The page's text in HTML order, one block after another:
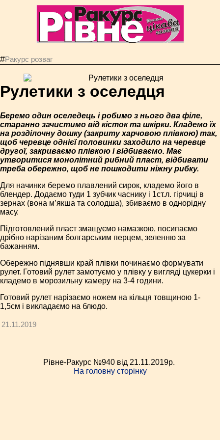
#Ракурс розваг
Рулетики з оселедця
Беремо один оселедець і робимо з нього два філе,
старанно зачистимо від кісток та шкірки. Кладемо їх
на розділочну дошку (закриту харчовою плівкою) так,
щоб черевце однієї половинки заходило на черевце
другої, закриваємо плівкою і відбиваємо. Має
утворитися монолітний рибний пласт, відбивати
треба обережно, щоб не пошкодити ніжну рибку.
Для начинки беремо плавлений сирок, кладемо його в
блендер. Додаємо туди 1 зубчик часнику і 1ст.л. гірчиці в
зернах (вона м’якша та солодша), збиваємо в однорідну
масу.
Підготовлений пласт змащуємо намазкою, посипаємо
дрібно нарізаним болгарським перцем, зеленню за
бажанням.
Обережно піднявши край плівки починаємо формувати
рулет. Готовий рулет замотуємо у плівку у вигляді цукерки і
кладемо в морозильну камеру на 3-4 години.
Готовий рулет нарізаємо ножем на кільця товщиною 1-
1,5см і викладаємо на блюдо.
21.11.2019
Рівне-Ракурс №940 від 21.11.2019p.
На головну сторінку